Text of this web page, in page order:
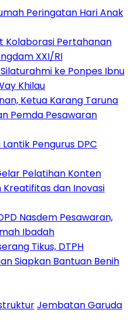
Peringatan Hari Anak
Kolaborasi Pertahanan
XXI/RI
ke Ponpes Ibnu
Khilau
Ketua Karang Taruna
Pemda Pesawaran
Lantik Pengurus DPC
Pelatihan Konten
dan Inovasi
Nasdem Pesawaran,
Ibadah
Tikus, DTPH
Siapkan Bantuan Benih
Jembatan Garuda